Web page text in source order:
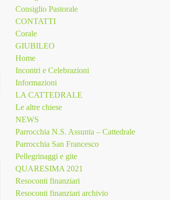
Consiglio Pastorale
CONTATTI
Corale
GIUBILEO
Home
Incontri e Celebrazioni
Informazioni
LA CATTEDRALE
Le altre chiese
NEWS
Parrocchia N.S. Assunta – Cattedrale
Parrocchia San Francesco
Pellegrinaggi e gite
QUARESIMA 2021
Resoconti finanziari
Resoconti finanziari archivio